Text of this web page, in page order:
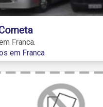
Franca.
em Franca